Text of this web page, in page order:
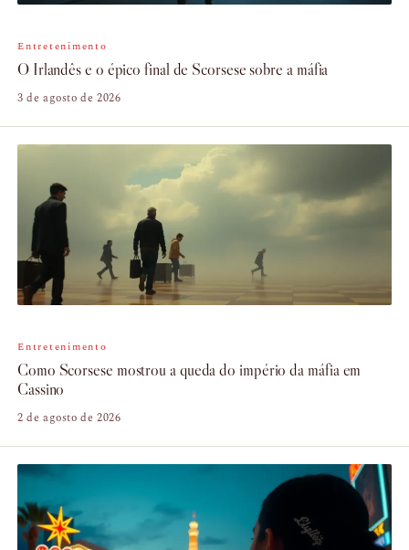
Entretenimento
O Irlandês e o épico final de Scorsese sobre a máfia
3 de agosto de 2026
Entretenimento
Como Scorsese mostrou a queda do império da máfia em
Cassino
2 de agosto de 2026